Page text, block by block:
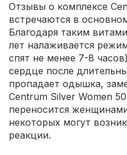
Отзывы о комплексе
встречаются в
Благодаря таким
лет налаживается
спят не менее 7-8
сердце после
пропадает одышка,
Centrum Silver Women
переносится
некоторых могут
реакции.